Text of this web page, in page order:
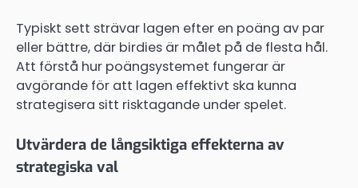
Typiskt sett strävar lagen efter en poäng av par
eller bättre, där birdies är målet på de flesta hål.
Att förstå hur poängsystemet fungerar är
avgörande för att lagen effektivt ska kunna
strategisera sitt risktagande under spelet.
Utvärdera de långsiktiga effekterna av
strategiska val